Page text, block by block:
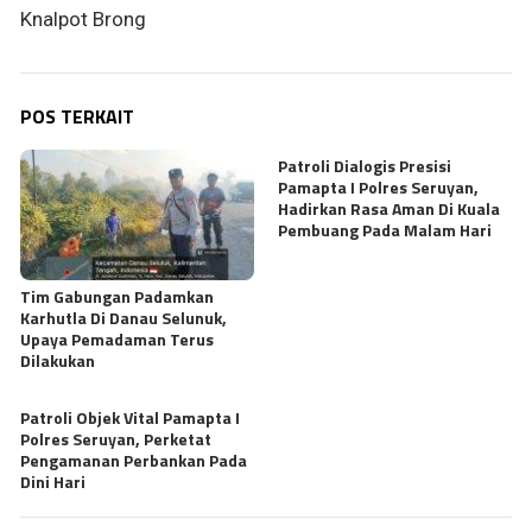
Knalpot Brong
POS TERKAIT
Tim Gabungan Padamkan
Karhutla Di Danau Selunuk,
Upaya Pemadaman Terus
Dilakukan
Patroli Dialogis Presisi
Pamapta I Polres Seruyan,
Hadirkan Rasa Aman Di Kuala
Pembuang Pada Malam Hari
Patroli Objek Vital Pamapta I
Polres Seruyan, Perketat
Pengamanan Perbankan Pada
Dini Hari